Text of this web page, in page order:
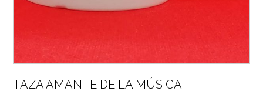
TAZA AMANTE DE LA MÚSICA